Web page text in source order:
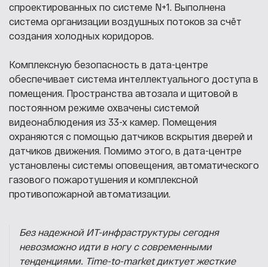
спроектированных по системе N+1. Выполнена
система организации воздушных потоков за счёт
создания холодных коридоров.
Комплексную безопасность в дата-центре
обеспечивает система интеллектуального доступа в
помещения. Пространства автозала и щитовой в
постоянном режиме охвачены системой
видеонаблюдения из 33-х камер. Помещения
охраняются с помощью датчиков вскрытия дверей и
датчиков движения. Помимо этого, в дата-центре
установлены системы оповещения, автоматического
газового пожаротушения и комплексной
противопожарной автоматизации.
Без надежной ИТ-инфраструктуры сегодня
невозможно идти в ногу с современными
тенденциями. Time-to-market диктует жесткие